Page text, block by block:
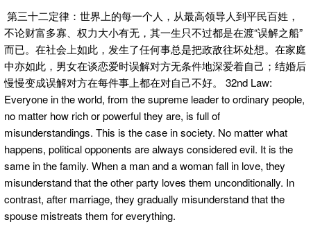
第三十二定律：世界上的每一个人，从最高领导人到平民百姓，
不论财富多寡、权力大小有无，其一生只不过都是在渡“误解之船”
而已。在社会上如此，发生了任何事总是把政敌往坏处想。在家庭
中亦如此，男女在谈恋爱时误解对方无条件地深爱着自己；结婚后
慢慢变成误解对方在每件事上都在对自己不好。 32nd Law:
Everyone in the world, from the supreme leader to ordinary people,
no matter how rich or powerful they are, is full of
misunderstandings. This is the case in society. No matter what
happens, political opponents are always considered evil. It is the
same in the family. When a man and a woman fall in love, they
misunderstand that the other party loves them unconditionally. In
contrast, after marriage, they gradually misunderstand that the
spouse mistreats them for everything.